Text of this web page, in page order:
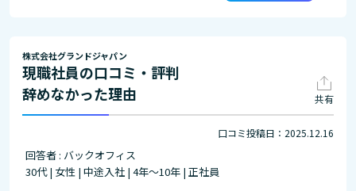
株式会社グランドジャパン
現職社員の口コミ・評判
辞めなかった理由
共有
口コミ投稿日：2025.12.16
回答者 : バックオフィス
30代 | 女性 | 中途入社 | 4年～10年 | 正社員